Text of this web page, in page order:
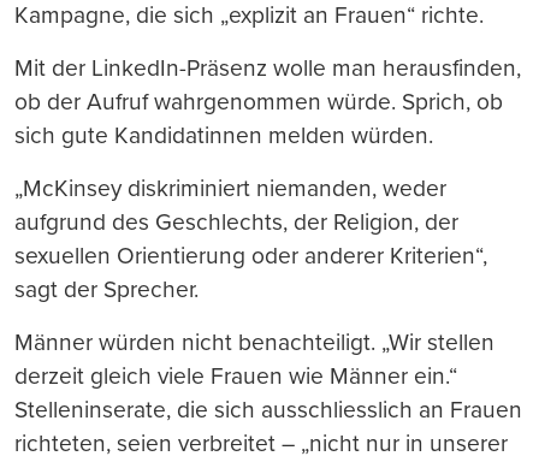
Kampagne, die sich „explizit an Frauen“ richte.
Mit der LinkedIn-Präsenz wolle man herausfinden,
ob der Aufruf wahrgenommen würde. Sprich, ob
sich gute Kandidatinnen melden würden.
„McKinsey diskriminiert niemanden, weder
aufgrund des Geschlechts, der Religion, der
sexuellen Orientierung oder anderer Kriterien“,
sagt der Sprecher.
Männer würden nicht benachteiligt. „Wir stellen
derzeit gleich viele Frauen wie Männer ein.“
Stelleninserate, die sich ausschliesslich an Frauen
richteten, seien verbreitet – „nicht nur in unserer